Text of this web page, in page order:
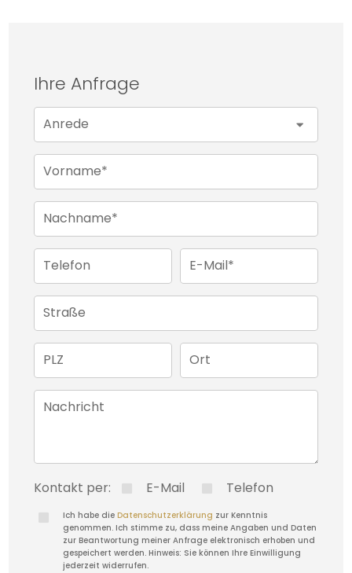
Ihre Anfrage
Anrede
Vorname*
Nachname*
Telefon E-Mail*
Straße
PLZ Ort
Nachricht
Kontakt per: E-Mail Telefon
Ich habe die Datenschutzerklärung zur Kenntnis
genommen. Ich stimme zu, dass meine Angaben und Daten
zur Beantwortung meiner Anfrage elektronisch erhoben und
gespeichert werden. Hinweis: Sie können Ihre Einwilligung
jederzeit widerrufen.